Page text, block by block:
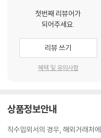
첫번째 리뷰어가
되어주세요.
리뷰 쓰기
혜택 및 유의사항
상품정보안내
직수입외서의 경우, 해외거래처